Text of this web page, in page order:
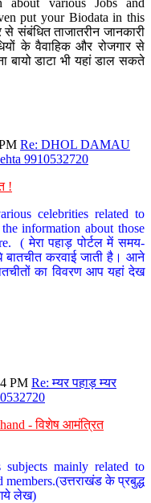
put your Biodata in this
संबंधित ताजातरीन जानकारी
के वैवाहिक और रोजगार से
डाटा भी यहां डाल सकते
Re: DHOL DAMAU
9910532720
!
celebrities related to
information about those
( मेरा पहाड़ पोर्टल में समय-
बातचीत करवाई जाती है। आने
का विवरण आप यहां देख
PM Re: म्यर पहाड़ म्यर
- विशेष आमंत्रित
mainly related to
के प्रबुद्ध
गये लेख)